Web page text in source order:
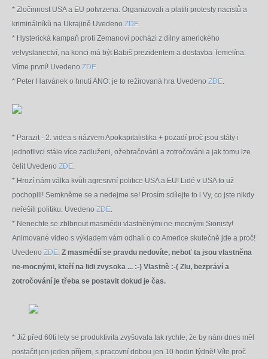
* Zločinnost USA a EU potvrzena: Organizovali a platili protesty nacistů a
kriminálníků na Ukrajině Uvedeno ZDE.
* Hysterická kampaň proti Zemanovi pochází z dílny amerického
velvyslanectví, na konci má být Babiš prezidentem a dostavba Temelína.
Víme první! Uvedeno ZDE.
* Peter Harvánek o hnutí ANO: je to režírovaná hra Uvedeno ZDE.
* Parazit - 2. videa s názvem Apokapitalistika + pozadí proč jsou státy i
jednotlivci stále více zadluženi, ožebračováni a zotročováni a jak tomu lze
čelit Uvedeno ZDE.
* Hrozí nám válka kvůli agresivní politice USA a EU! Lidé v USA to už
pochopili! Semkněme se a nedejme se! Prosím sdílejte to i Vy, co jste nikdy
neřešili politiku. Uvedeno ZDE.
* Nenechte se zblbnout masmédii vlastněnými ne-mocnými Sionisty!
Animované video s výkladem vám odhalí o co Americe skutečně jde a proč!
Uvedeno ZDE. Z masmédií se pravdu nedovíte, neboť ta jsou vlastněna
ne-mocnými, kteří na lidi zvysoka ... :-) Vlastně :-( Zlu, bezpráví a
zotročování je třeba se postavit dokud je čas.
* Již před 60ti lety se produktivita zvyšovala tak rychle, že by nám dnes měl
postačit jen jeden příjem, s pracovní dobou jen 10 hodin týdně! Víte proč